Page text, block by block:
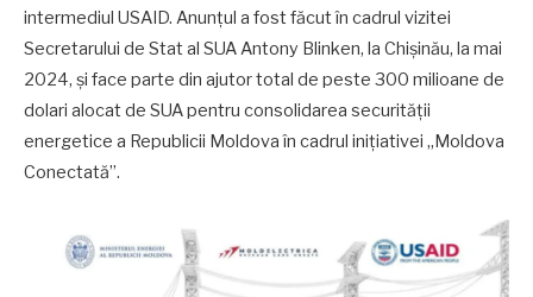
intermediul USAID. Anunțul a fost făcut în cadrul vizitei
Secretarului de Stat al SUA Antony Blinken, la Chișinău, la mai
2024, și face parte din ajutor total de peste 300 milioane de
dolari alocat de SUA pentru consolidarea securității
energetice a Republicii Moldova în cadrul inițiativei „Moldova
Conectată”.